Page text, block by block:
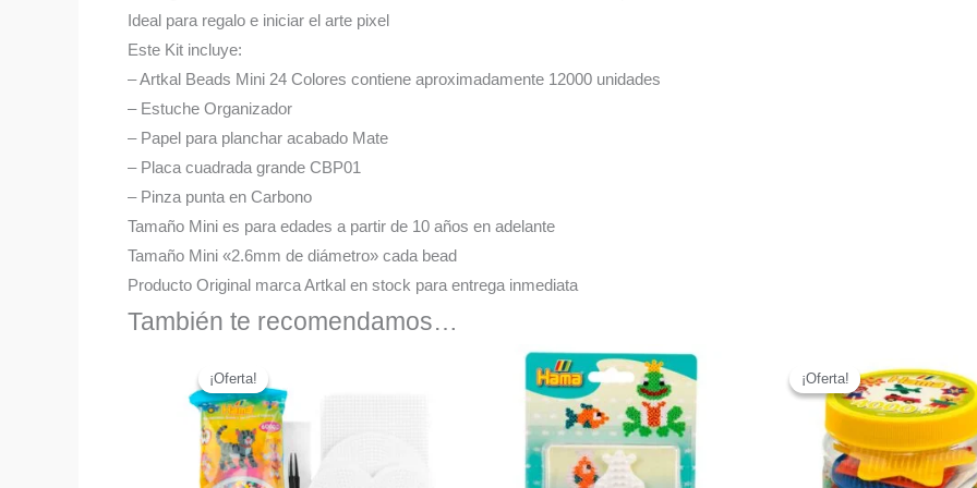
Ideal para regalo e iniciar el arte pixel
Este Kit incluye:
– Artkal Beads Mini 24 Colores contiene aproximadamente 12000 unidades
– Estuche Organizador
– Papel para planchar acabado Mate
– Placa cuadrada grande CBP01
– Pinza punta en Carbono
Tamaño Mini es para edades a partir de 10 años en adelante
Tamaño Mini «2.6mm de diámetro» cada bead
Producto Original marca Artkal en stock para entrega inmediata
También te recomendamos…
¡Oferta!
¡Oferta! ¡Oferta!
¡Oferta!